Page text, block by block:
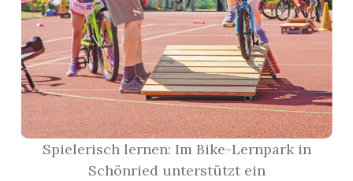
Spielerisch lernen: Im Bike-Lernpark in
Schönried unterstützt ein